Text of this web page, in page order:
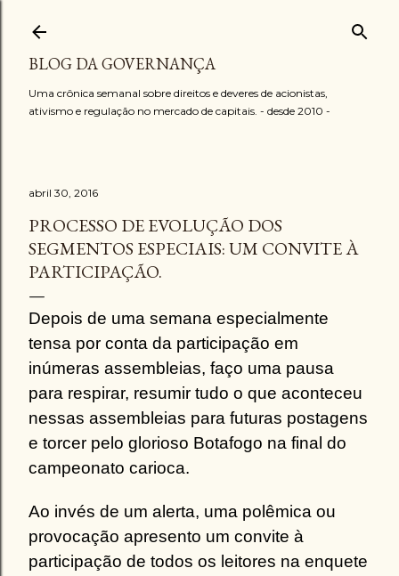
BLOG DA GOVERNANÇA
Uma crônica semanal sobre direitos e deveres de acionistas,
ativismo e regulação no mercado de capitais. - desde 2010 -
abril 30, 2016
PROCESSO DE EVOLUÇÃO DOS
SEGMENTOS ESPECIAIS: UM CONVITE À
PARTICIPAÇÃO.
Depois de uma semana especialmente
tensa por conta da participação em
inúmeras assembleias, faço uma pausa
para respirar, resumir tudo o que aconteceu
nessas assembleias para futuras postagens
e torcer pelo glorioso Botafogo na final do
campeonato carioca.
Ao invés de um alerta, uma polêmica ou
provocação apresento um convite à
participação de todos os leitores na enquete